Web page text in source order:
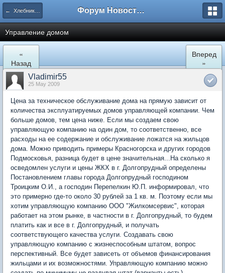
← Хлебниково Форум Новостройки
Управление домом
«
Назад
Вперед
»
Vladimir55
25 May 2009
Цена за техническое обслуживание дома на прямую зависит от
количества эксплуатируемых домов управляющей компании. Чем
больше домов, тем цена ниже. Если мы создаем свою
управляющую компанию на один дом, то соответственно, все
расходы на ее содержание и обслуживание ложатся на жильцов
дома. Можно приводить примеры Красногорска и других городов
Подмосковья, разница будет в цене значительная...На сколько я
осведомлен услуги и цены ЖКХ в г. Долгопрудный определены
Постановлением главы города Долгопрудный господином
Троицким О.И., а господин Перепелкин Ю.П. информировал, что
это примерно где-то около 30 рублей за 1 кв. м. Поэтому если мы
хотим управляющую компанию ООО "Жилкомсервис", которая
работает на этом рынке, в частности в г. Долгопрудный, то будем
платить как и все в г. Долгопрудный, и получать
соответствующего качества услуги. Создавать свою
управляющую компанию с жизнеспособным штатом, вопрос
перспективный. Все будет зависеть от объемов финансирования
жильцами и их возможностями. Управляющую компанию можно